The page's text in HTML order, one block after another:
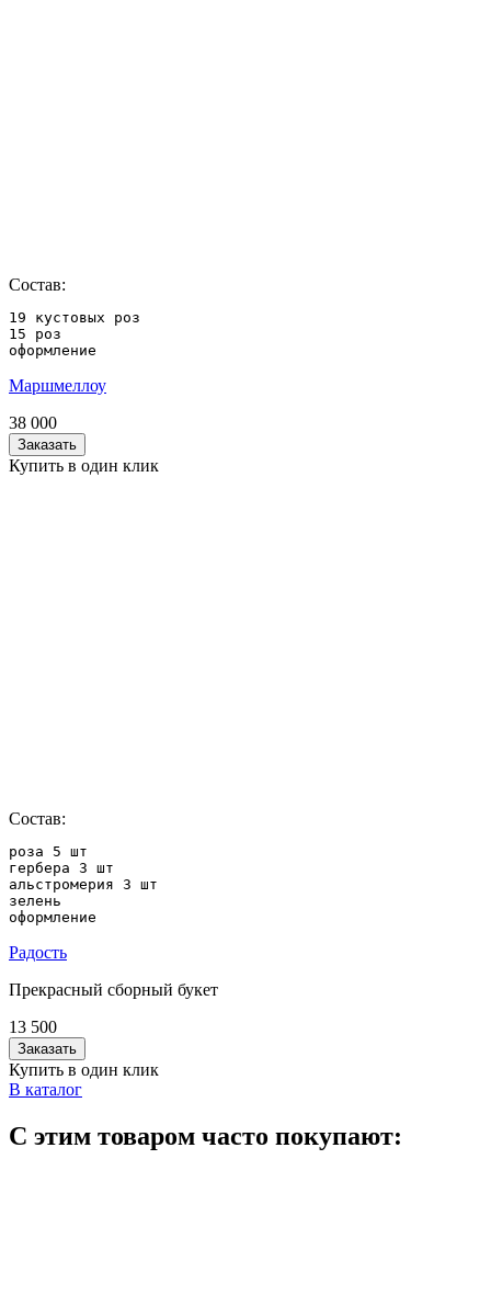
Состав:
19 кустовых роз
15 роз
оформление
Маршмеллоу
38 000
Заказать
Купить в один клик
Состав:
роза 5 шт
гербера 3 шт
альстромерия 3 шт
зелень
оформление
Радость
Прекрасный сборный букет
13 500
Заказать
Купить в один клик
В каталог
С этим товаром часто покупают: